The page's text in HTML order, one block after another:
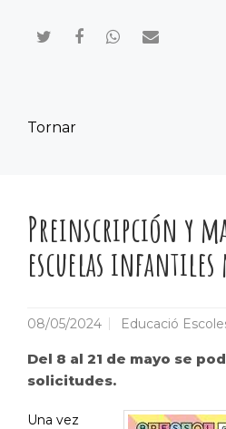
Tornar
Preinscripción y
escuelas infantiles
08/05/2024 Educació
Del 8 al 21 de mayo se
solicitudes.
Una vez